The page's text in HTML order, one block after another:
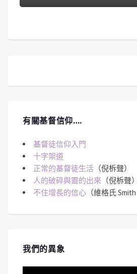
有關基督信仰….
基督徒信仰入門
十字架道
正常的基督徒生活 （倪柝聲）
人的破碎與靈的出來 （倪柝聲）
不住增長的信心 （維格氏
我們的異象